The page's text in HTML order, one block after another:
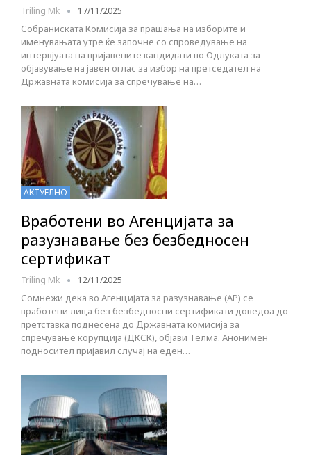
Triling Mk 17/11/2025
Собраниската Комисија за прашања на изборите и
именувањата утре ќе започне со спроведување на
интервјуата на пријавените кандидати по Одлуката за
објавување на јавен оглас за избор на претседател на
Државната комисија за спречување на…
АКТУЕЛНО
Вработени во Агенцијата за
разузнавање без безбедносен
сертификат
Triling Mk 12/11/2025
Сомнежи дека во Агенцијата за разузнавање (АР) се
вработени лица без безбедносни сертификати доведоа до
претставка поднесена до Државната комисија за
спречување корупција (ДКСК), објави Телма. Анонимен
подносител пријавил случај на еден…